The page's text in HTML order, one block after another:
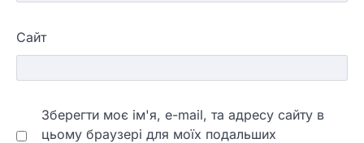
Сайт
Зберегти моє ім'я, e-mail, та адресу сайту в
цьому браузері для моїх подальших